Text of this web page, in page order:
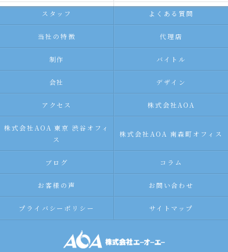
スタッフ よくある質問
当社の特徴 代理店
制作 バイトル
会社 デザイン
アクセス 株式会社AOA
株式会社AOA 東京 渋谷オフィ
ス
株式会社AOA 南森町オフィス
ブログ コラム
お客様の声 お問い合わせ
プライバシーポリシー サイトマップ